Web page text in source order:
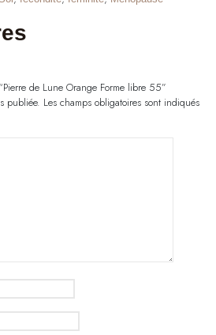
de Lune Orange Forme libre 55”
publiée. Les champs obligatoires sont indiqués